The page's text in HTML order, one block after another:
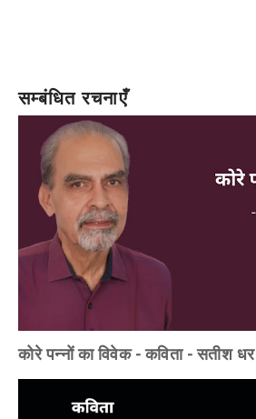
सम्बंधित रचनाएँ
कोरे पन्नों का विवेक - कविता - सतीश धर